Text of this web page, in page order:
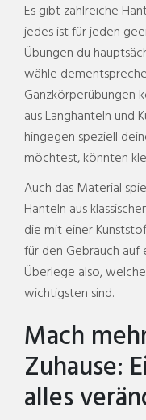
Es gibt zahlreiche
jedes ist für jeden
Übungen du
wähle
Ganzkörperübungen
aus Langhanteln und
hingegen speziell
möchtest, könnten
Auch das Material
Hanteln aus
die mit einer
für den Gebrauch
Überlege also,
wichtigsten sind.
Mach
Zuhause:
alles